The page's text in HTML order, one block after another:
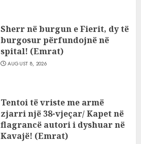
Sherr në burgun e Fierit, dy të
burgosur përfundojnë në
spital! (Emrat)
AUGUST 8, 2026
Tentoi të vriste me armë
zjarri një 38-vjeçar/ Kapet në
flagrancë autori i dyshuar në
Kavajë! (Emrat)